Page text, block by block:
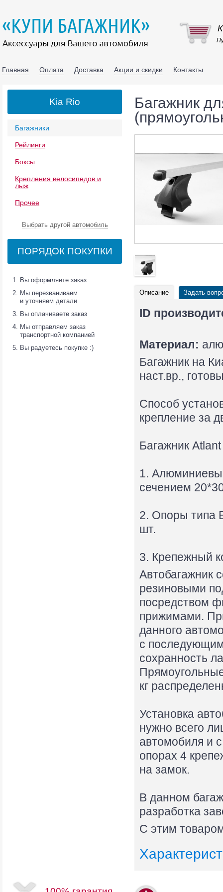
Главная Оплата Доставка Акции и скидки Контакты
Багажники
Рейлинги
Боксы
Крепления велосипедов и
лыж
Прочее
Выбрать другой автомобиль
ПОРЯДОК ПОКУПКИ
Вы оформляете заказ
Мы перезваниваем
и уточняем детали
Вы оплачиваете заказ
Мы отправляем заказ
транспортной компанией
Вы радуетесь покупке :)
Багажник
Описание Задать
ID
Материал:
Багажник на
наст.вр.,
Способ
крепление за
Багажник
1.
сечением
2. Опоры типа
шт.
3. Крепежный
Автобагажник
резиновыми
посредством
прижимами.
данного
с
сохранность
кг
Установка
нужно всего
автомобиля и
опорах 4
на замок.
В данном
разработка
С этим
Kia Rio